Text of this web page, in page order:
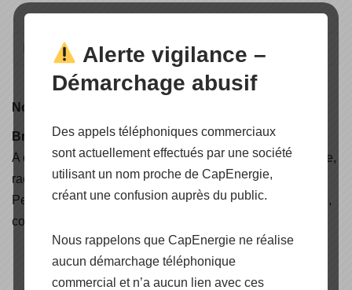
Nouveauté
Brochure CAPENERGIE 2025
A découvrir, nos nouvelles solutions d'électrification rurale,
raccordées réseaux, autoconsommation avec stockage,
Peak Shaving & Back-Up, Air Solaire, lampadaire solaire,
container énergétique, carport et pergola solaire (..)
Alerte vigilance –
Démarchage abusif
Des appels téléphoniques commerciaux
sont actuellement effectués par une société
utilisant un nom proche de CapEnergie,
créant une confusion auprès du public.
Nous rappelons que CapEnergie ne réalise
aucun démarchage téléphonique
commercial et n’a aucun lien avec ces